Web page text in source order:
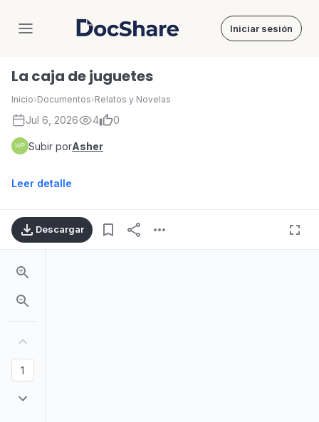
DocShare Iniciar sesión
La caja de juguetes
Inicio›Documentos›Relatos y Novelas
Jul 6, 2026 4 0
Subir porAsher
Leer detalle
Descargar